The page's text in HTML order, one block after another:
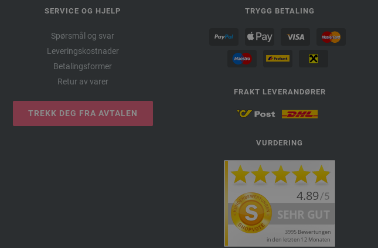
SERVICE OG HJELP
Spørsmål og svar
Leveringskostnader
Betalingsformer
Retur av varer
TREKK DEG FRA AVTALEN
TRYGG BETALING
FRAKT LEVERANDØRER
VURDERING